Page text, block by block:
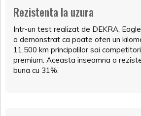
Rezistenta la uzura
Intr-un test realizat de DEKRA,
a demonstrat ca poate oferi un
11.500 km principalilor sai
premium. Aceasta inseamna o
buna cu 31%.